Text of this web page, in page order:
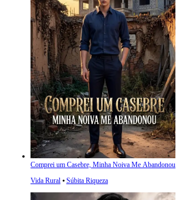
Comprei um Casebre, Minha Noiva Me Abandonou
Vida Rural ⦁ Súbita Riqueza